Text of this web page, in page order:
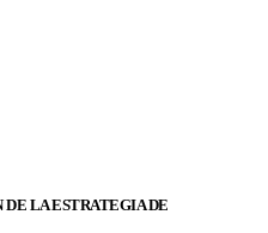
LA ESTRATEGIA DE